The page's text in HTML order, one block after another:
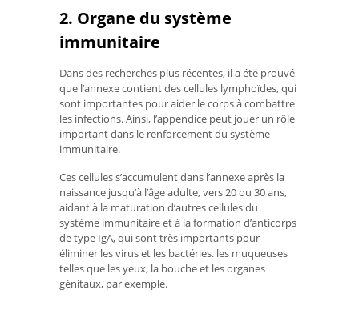
2. Organe du système
immunitaire
Dans des recherches plus récentes, il a été prouvé
que l’annexe contient des cellules lymphoïdes, qui
sont importantes pour aider le corps à combattre
les infections. Ainsi, l’appendice peut jouer un rôle
important dans le renforcement du système
immunitaire.
Ces cellules s’accumulent dans l’annexe après la
naissance jusqu’à l’âge adulte, vers 20 ou 30 ans,
aidant à la maturation d’autres cellules du
système immunitaire et à la formation d’anticorps
de type IgA, qui sont très importants pour
éliminer les virus et les bactéries. les muqueuses
telles que les yeux, la bouche et les organes
génitaux, par exemple.